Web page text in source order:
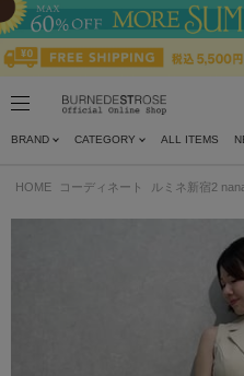
BRAND CATEGORY ALL ITEMS
HOME コーディネート ルミネ新宿2